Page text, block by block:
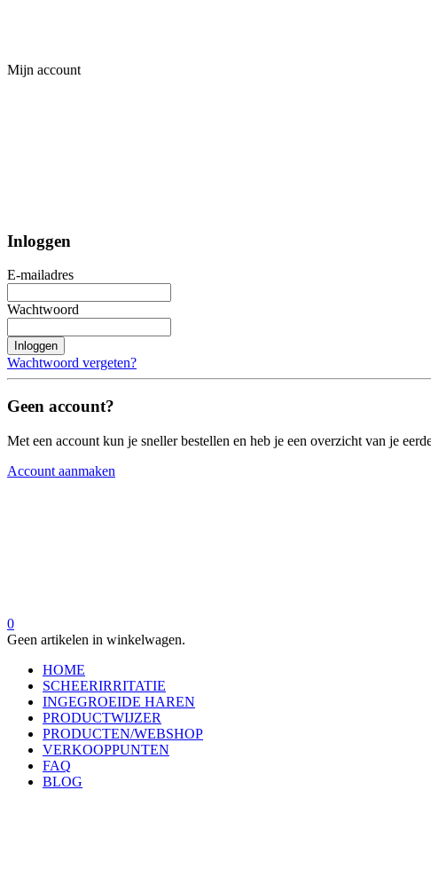
Mijn account
Inloggen
E-mailadres
Wachtwoord
Inloggen
Wachtwoord vergeten?
Geen account?
Met een account kun je sneller bestellen en heb je een overzicht van je
Account aanmaken
0
Geen artikelen in winkelwagen.
HOME
SCHEERIRRITATIE
INGEGROEIDE HAREN
PRODUCTWIJZER
PRODUCTEN/WEBSHOP
VERKOOPPUNTEN
FAQ
BLOG